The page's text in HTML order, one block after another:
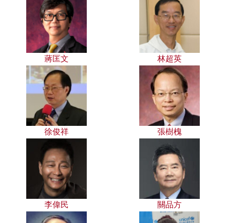
蔣匡文 林超英
徐俊祥 張樹槐
李偉民 關品方